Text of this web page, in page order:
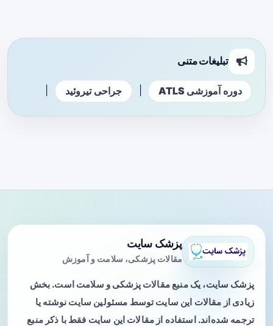
تبلیغات متنی
دوره آموزشی ATLS جراحی تیروئید
پزشک سایت
مقالات پزشکی، سلامت و آموزش
پزشک سایت، یک منبع مقالات پزشکی و سلامت است. بخش
زیادی از مقالات این سایت توسط مسئولین سایت نوشته یا
ترجمه شده‌اند. استفاده از مقالات این سایت فقط با ذکر منبع